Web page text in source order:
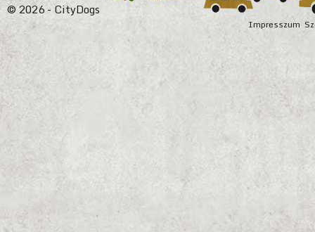
Impresszum
© 2026 - CityDogs